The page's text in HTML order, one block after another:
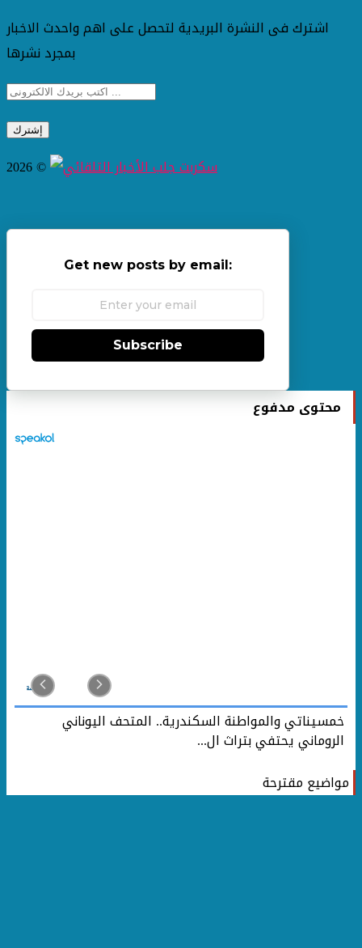
اشترك فى النشرة البريدية لتحصل على اهم واحدث الاخبار
بمجرد نشرها
2026 ©
Get new posts by email:
Subscribe
محتوى مدفوع
خمسيناتي والمواطنة السكندرية.. المتحف اليوناني
الروماني يحتفي بتراث ال...
مواضيع مقترحة